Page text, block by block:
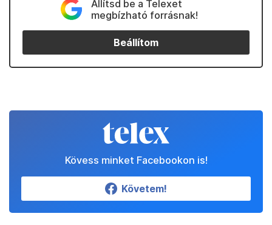
Állítsd be a Telexet
megbízható forrásnak!
Beállítom
Kövess minket Facebookon is!
Követem!